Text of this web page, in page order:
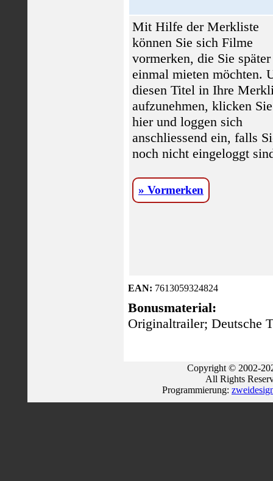
Mit Hilfe der Merkliste
können Sie sich Filme
vormerken, die Sie später
einmal mieten möchten.
diesen Titel in Ihre
aufzunehmen, klicken Sie
hier und loggen sich
anschliessend ein, falls
noch nicht eingeloggt
» Vormerken
EAN: 7613059324824
Bonusmaterial:
Originaltrailer; Deutsche
Copyright © 2002-
All Rights
Programmierung: